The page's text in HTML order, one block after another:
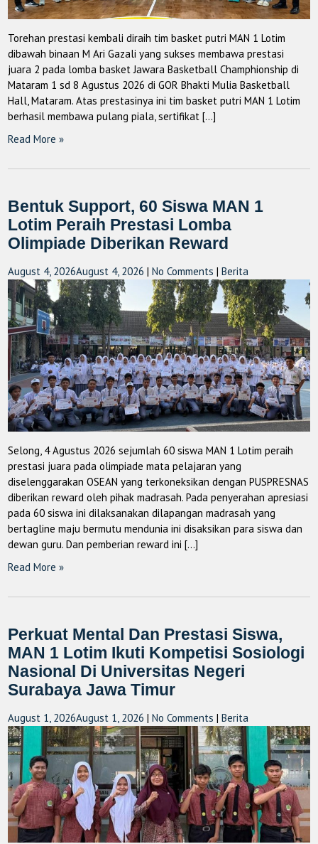
Torehan prestasi kembali diraih tim basket putri MAN 1 Lotim
dibawah binaan M Ari Gazali yang sukses membawa prestasi
juara 2 pada lomba basket Jawara Basketball Champhionship di
Mataram 1 sd 8 Agustus 2026 di GOR Bhakti Mulia Basketball
Hall, Mataram. Atas prestasinya ini tim basket putri MAN 1 Lotim
berhasil membawa pulang piala, sertifikat […]
Read More »
Bentuk Support, 60 Siswa MAN 1
Lotim Peraih Prestasi Lomba
Olimpiade Diberikan Reward
August 4, 2026August 4, 2026 |No Comments |Berita
Selong, 4 Agustus 2026 sejumlah 60 siswa MAN 1 Lotim peraih
prestasi juara pada olimpiade mata pelajaran yang
diselenggarakan OSEAN yang terkoneksikan dengan PUSPRESNAS
diberikan reward oleh pihak madrasah. Pada penyerahan apresiasi
pada 60 siswa ini dilaksanakan dilapangan madrasah yang
bertagline maju bermutu mendunia ini disaksikan para siswa dan
dewan guru. Dan pemberian reward ini […]
Read More »
Perkuat Mental Dan Prestasi Siswa,
MAN 1 Lotim Ikuti Kompetisi Sosiologi
Nasional Di Universitas Negeri
Surabaya Jawa Timur
August 1, 2026August 1, 2026 |No Comments |Berita